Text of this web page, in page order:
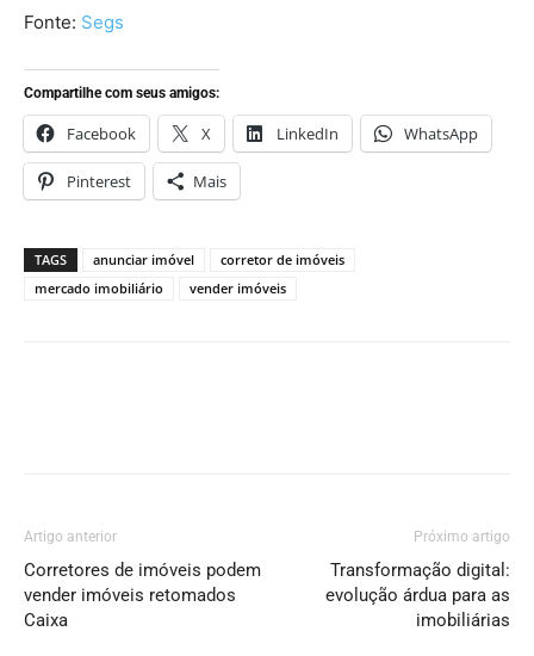
Fonte: Segs
Compartilhe com seus amigos:
Facebook X LinkedIn WhatsApp
Pinterest Mais
TAGS anunciar imóvel
corretor de imóveis
mercado imobiliário
vender imóveis
Artigo anterior
Corretores de imóveis podem
vender imóveis retomados
Caixa
Próximo artigo
Transformação digital:
evolução árdua para as
imobiliárias